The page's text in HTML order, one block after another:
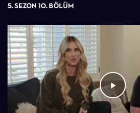
5. SEZON 10. BÖLÜM